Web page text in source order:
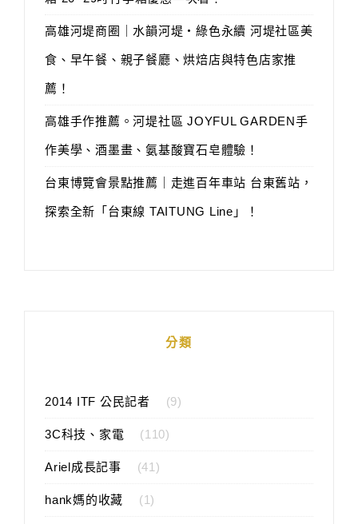
高雄河堤商圈｜水韻河堤‧綠色永續 河堤社區美
食、早午餐、親子餐廳、烘焙店與特色店家推
薦！
高雄手作推薦。河堤社區 JOYFUL GARDEN手
作美學、酒墨畫、氨基酸寶石皂體驗！
台東博覽會景點推薦｜走進百年車站 台東舊站，
探索全新「台東線 TAITUNG Line」！
分類
2014 ITF 公民記者 (9)
3C科技、家電 (110)
Ariel成長記事 (41)
hank媽的收藏 (1)